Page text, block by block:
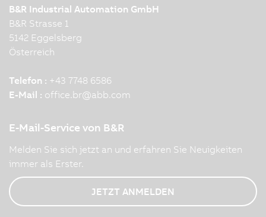
B&R Industrial Automation GmbH
B&R Strasse 1
5142 Eggelsberg
Österreich
Telefon : +43 7748 6586
E-Mail : office.br@abb.com
E-Mail-Service von B&R
Melden Sie sich jetzt an und erfahren Sie Neuigkeiten
immer als Erster.
JETZT ANMELDEN